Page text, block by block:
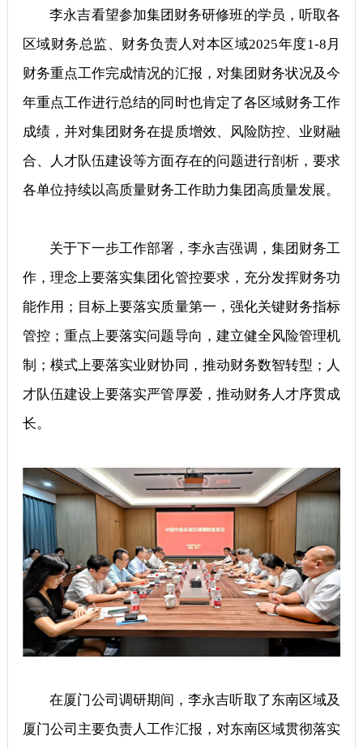
李永吉看望参加集团财务研修班的学员，听取各
区域财务总监、财务负责人对本区域2025年度1-8月
财务重点工作完成情况的汇报，对集团财务状况及今
年重点工作进行总结的同时也肯定了各区域财务工作
成绩，并对集团财务在提质增效、风险防控、业财融
合、人才队伍建设等方面存在的问题进行剖析，要求
各单位持续以高质量财务工作助力集团高质量发展。
关于下一步工作部署，李永吉强调，集团财务工
作，理念上要落实集团化管控要求，充分发挥财务功
能作用；目标上要落实质量第一，强化关键财务指标
管控；重点上要落实问题导向，建立健全风险管理机
制；模式上要落实业财协同，推动财务数智转型；人
才队伍建设上要落实严管厚爱，推动财务人才序贯成
长。
在厦门公司调研期间，李永吉听取了东南区域及
厦门公司主要负责人工作汇报，对东南区域贯彻落实